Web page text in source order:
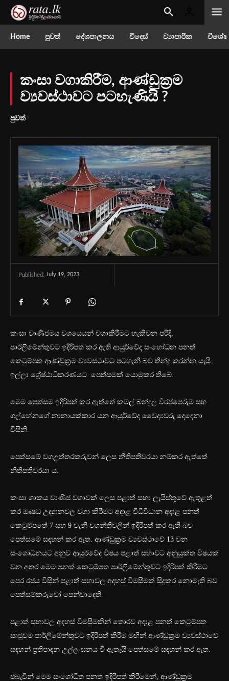
Home පුවත් දේශපාලනය විදෙස් ව්‍යාපාරික
කංසා වගාකිරීම, ආණ්ඩුක්‍රම
ව්‍යවස්ථාවට පටහැණියි ?
පුවත්
Published: July 19, 2023
කංසා වාණිජමය වශයෙයන් වගාකිරීමට හැකිවන පරිදි,
පාර්ලිමේන්තුවට ඉදිරිපත් කර ඇති ආයුර්වේද සංහෝධන පනත්
කෙටුම්පත ආණ්ඩුක්‍රම ව්‍යවස්ථාවට පටහැනි බව තීන්දු කරන්න යැයි
ඉල්ලා ශ්‍රේෂ්ඨාධිකරණයට පෙත්සමක් යොමුකර තිබේ.
මෙම පෙත්සම ඉදිරිපත් කර ඇත්තේ කමල් බන්දුල වීරප්පෙරුම සහ
ගල්හේනගේ නානායක්කාර යන ආයුර්වේද වෛද්‍යවරු දෙදෙනා
විසිනි.
පෙත්සමේ වගඋත්තරකරුවන් ලෙස නීතිපතිවරයා නම්කර ඇත්තේ
නීතිපතිවරයා ය.
කංසා ශාකය වාණිජ වගාවක් ලෙස පළාත් සභා ලැයිස්තුවේ ඇතුළත්
කර ඖෂධ උද්‍යානවල වගා කිරීමට අදාළ විධිවිධාන අදාළ පනත්
කෙටුම්පතේ 7 සහ 9 වැනි වගන්තිවලින් ඉදිරිපත් කර ඇති බව
පෙත්සමේ සඳහන් කර ඇත. ආණ්ඩුක්‍රම ව්‍යවස්ථාවේ 13 වන
සංශෝධනයට අනුව ආයුර්වේද විෂය පළාත් සභාවට අනුයුක්ත විෂයක්
වන අතර මෙම පනත් කෙටුම්පත පාර්ලිමේන්තුවට ඉදිරිපත් කිරීමට
පෙර රජය විසින් පළාත් සභාවල අදහස් විමසීමක් සිදුකර නොමැති බව
පෙත්සම්කරුවෝ පෙන්වාදෙති.
පළාත් සභාවල අදහස් විමසීමකින් තොරව අදාළ පනත් කෙටුම්පත
සෘජුවම පාර්ලිමේන්තුවට ඉදිරිපත් කිරීම මඟින් ආණ්ඩුක්‍රම ව්‍යවස්ථාවේ
සඳහන් ප්‍රතිපාදන උල්ලංඝනය වී ඇතැයි පෙත්සමේ සඳහන් කර ඇත.
එබැවින් මෙම සංශෝධිත පනත ඉදිරිපත් කිරීමෙන්, ආණ්ඩුක්‍රම